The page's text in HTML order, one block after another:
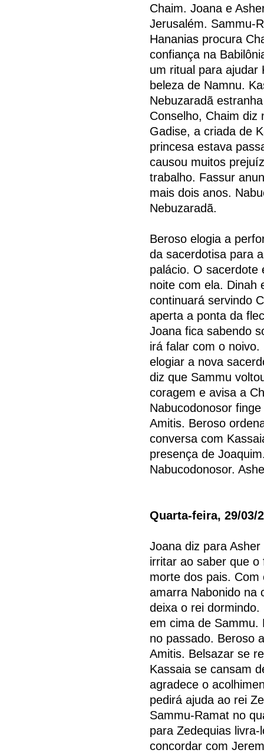
Chaim. Joana e
Jerusalém. Sammu-
Hananias procura
confiança na
um ritual para ajudar
beleza de Namnu.
Nebuzaradã
Conselho, Chaim diz
Gadise, a criada de
princesa estava
causou muitos
trabalho. Fassur
mais dois anos.
Nebuzaradã.
Beroso elogia a
da sacerdotisa para
palácio. O sacerdote
noite com ela. Dinah
continuará servindo
aperta a ponta da
Joana fica sabendo
irá falar com o
elogiar a nova
diz que Sammu
coragem e avisa a
Nabucodonosor
Amitis. Beroso
conversa com
presença de
Nabucodonosor.
Quarta-feira, 29/03/
Joana diz para
irritar ao saber que
morte dos pais.
amarra Nabonido na
deixa o rei
em cima de Sammu.
no passado. Beroso
Amitis. Belsazar se
Kassaia se cansam
agradece o
pedirá ajuda ao rei
Sammu-Ramat no
para Zedequias
concordar com